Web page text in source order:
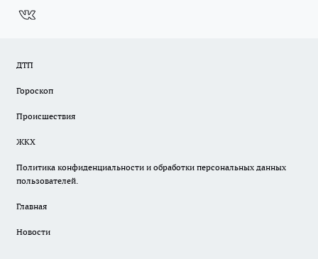
ДТП
Гороскоп
Происшествия
ЖКХ
Политика конфиденциальности и обработки персональных данных
пользователей.
Главная
Новости